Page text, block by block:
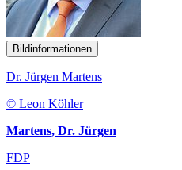
Bildinformationen
Dr. Jürgen Martens
© Leon Köhler
Martens, Dr. Jürgen
FDP